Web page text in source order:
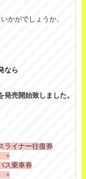
かがでしょうか。
なら
売開始致しました。
ライナー往復券
乗車券